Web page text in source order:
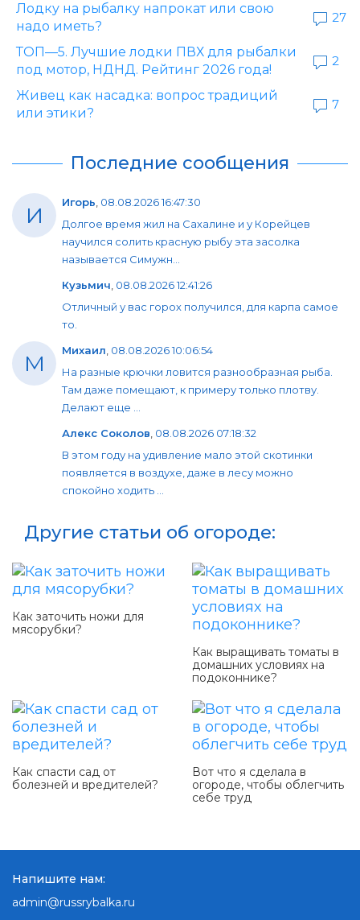
Лодку на рыбалку напрокат или свою
надо иметь?
27
ТОП—5. Лучшие лодки ПВХ для рыбалки
под мотор, НДНД. Рейтинг 2026 года!
2
Живец как насадка: вопрос традиций
или этики?
7
Последние сообщения
И Игорь, 08.08.2026 16:47:30
Долгое время жил на Сахалине и у Корейцев
научился солить красную рыбу эта засолка
называется Симужн...
Кузьмич, 08.08.2026 12:41:26
Отличный у вас горох получился, для карпа самое
то.
М Михаил, 08.08.2026 10:06:54
На разные крючки ловится разнообразная рыба.
Там даже помещают, к примеру только плотву.
Делают еще ...
Алекс Соколов, 08.08.2026 07:18:32
В этом году на удивление мало этой скотинки
появляется в воздухе, даже в лесу можно
спокойно ходить ...
Другие статьи об огороде:
Как заточить ножи для
мясорубки?
Как выращивать томаты в
домашних условиях на
подоконнике?
Как спасти сад от
болезней и вредителей?
Вот что я сделала в
огороде, чтобы облегчить
себе труд
Напишите нам:
admin@russrybalka.ru